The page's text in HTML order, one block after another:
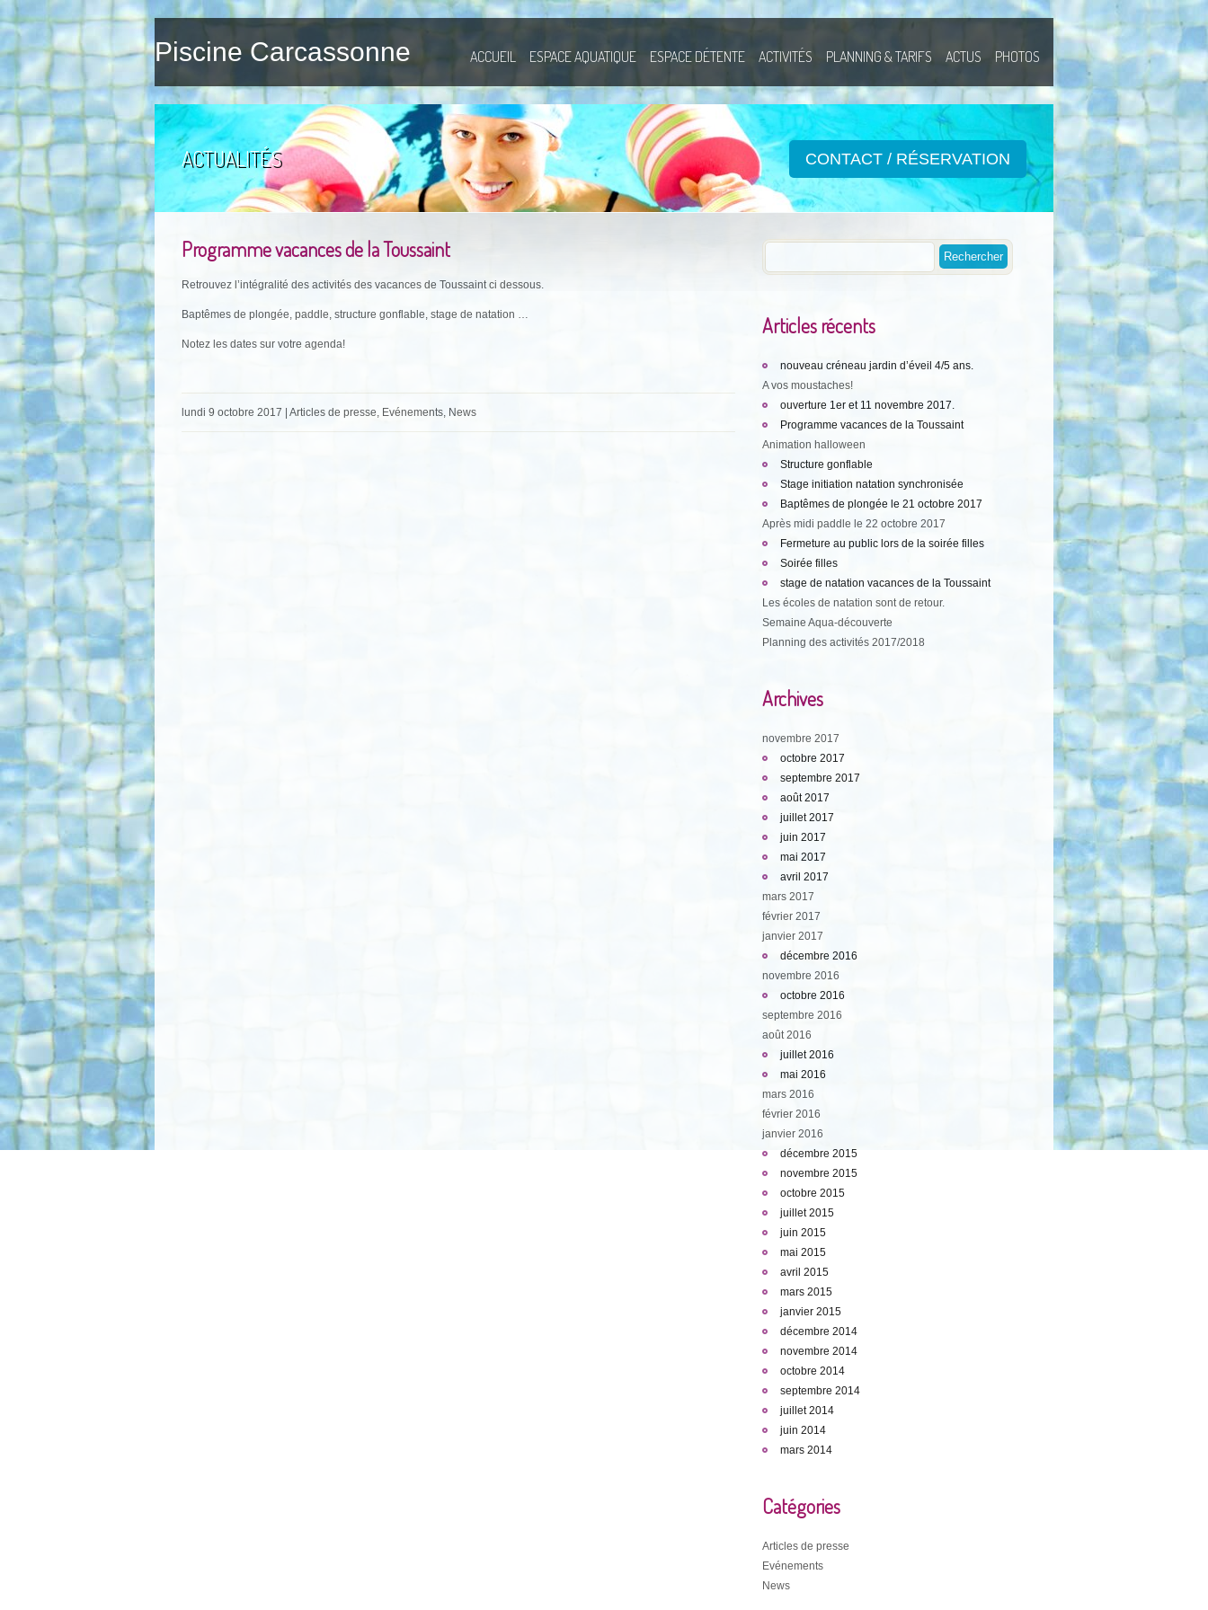
Piscine Carcassonne ACCUEIL ESPACE AQUATIQUE ESPACE DÉTENTE ACTIVITÉS PLANNING & TARIFS ACTUS PHOTOS
ACTUALITÉS CONTACT / RÉSERVATION
Programme vacances de la Toussaint
Retrouvez l’intégralité des activités des vacances de Toussaint ci dessous.
Baptêmes de plongée, paddle, structure gonflable, stage de natation …
Notez les dates sur votre agenda!
lundi 9 octobre 2017 | Articles de presse, Evénements, News
Articles récents
nouveau créneau jardin d’éveil 4/5 ans.
A vos moustaches!
ouverture 1er et 11 novembre 2017.
Programme vacances de la Toussaint
Animation halloween
Structure gonflable
Stage initiation natation synchronisée
Baptêmes de plongée le 21 octobre 2017
Après midi paddle le 22 octobre 2017
Fermeture au public lors de la soirée filles
Soirée filles
stage de natation vacances de la Toussaint
Les écoles de natation sont de retour.
Semaine Aqua-découverte
Planning des activités 2017/2018
Archives
novembre 2017
octobre 2017
septembre 2017
août 2017
juillet 2017
juin 2017
mai 2017
avril 2017
mars 2017
février 2017
janvier 2017
décembre 2016
novembre 2016
octobre 2016
septembre 2016
août 2016
juillet 2016
mai 2016
mars 2016
février 2016
janvier 2016
décembre 2015
novembre 2015
octobre 2015
juillet 2015
juin 2015
mai 2015
avril 2015
mars 2015
janvier 2015
décembre 2014
novembre 2014
octobre 2014
septembre 2014
juillet 2014
juin 2014
mars 2014
Catégories
Articles de presse
Evénements
News